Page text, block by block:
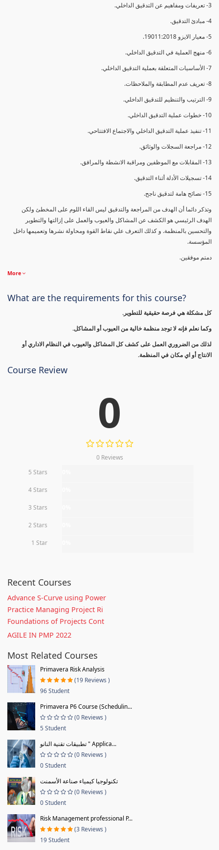
3- تعريفات ومفاهيم عن التدقيق الداخلي.
4- مبادئ التدقيق.
5- معيار الايزو 19011:2018.
6- منهج العملية في التدقيق الداخلي.
7- الأساسيات المتعلقة بعملية التدقيق الداخلي.
8- تعريف عدم المطابقة والملاحظات.
9- الترتيب والتنظيم للتدقيق الداخلي.
10- خطوات عملية التدقيق الداخلي.
11- تنفيذ عملية التدقيق الداخلي والاجتماع الافتتاحي.
12- مراجعة السجلات والوثائق.
13- المقابلات مع الموظفين ومراقبة الانشطة والمرافق.
14- تسجيلات الأدلة أثناء التدقيق.
15- نصائح هامة لتدقيق ناجح.
وتذكر دائما أن الهدف من المراجعة والتدقيق ليس القاء اللوم على المخطئ ولكن
الهدف الرئيسي هو الكشف عن المشاكل والعيوب والعمل على إزالتها والتطوير
والتحسين بالمنظمة. و كذلك التعرف علي نقاط القوة ومحاولة نشرها وتعميمها داخل
المؤسسة.
دمتم موفقين.
More
What are the requirements for this course?
كل مشكلة هي فرصة حقيقية للتطوير.
وكما نعلم فإنه لا توجد منظمة خالية من العيوب أو المشاكل.
لذلك من الضروري العمل على كشف كل المشاكل والعيوب في النظام الاداري أو
الانتاج أو اي مكان في المنظمة.
Course Review
0
0 Reviews
5 Stars
4 Stars
3 Stars
2 Stars
1 Star
Recent Courses
Advance S-Curve using Power
Practice Managing Project Ri
Foundations of Projects Cont
AGILE IN PMP 2022
Most Related Courses
Primavera Risk Analysis
(19 Reviews )
96 Student
Primavera P6 Course (Schedulin...
(0 Reviews )
5 Student
تطبيقات تقنية النانو " Applica...
(0 Reviews )
0 Student
تكنولوجيا كيمياء صناعة الأسمنت
(0 Reviews )
0 Student
Risk Management professional P...
(3 Reviews )
19 Student